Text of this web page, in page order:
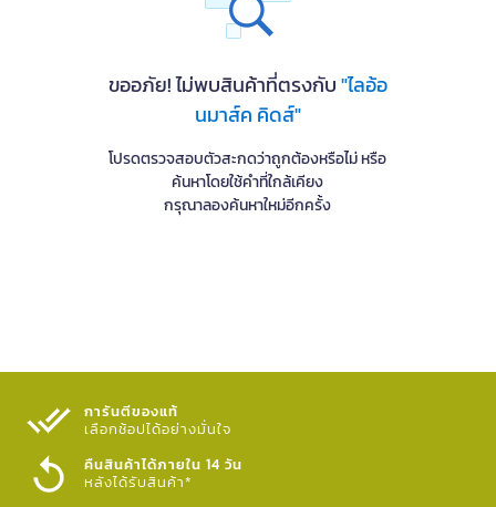
ขออภัย! ไม่พบสินค้าที่ตรงกับ"ไลอ้อ
นมาส์ค คิดส์"
โปรดตรวจสอบตัวสะกดว่าถูกต้องหรือไม่ หรือ
ค้นหาโดยใช้คำที่ใกล้เคียง
กรุณาลองค้นหาใหม่อีกครั้ง
การันตีของแท้
เลือกช้อปได้อย่างมั่นใจ​
คืนสินค้าได้ภายใน 14 วัน
หลังได้รับสินค้า*